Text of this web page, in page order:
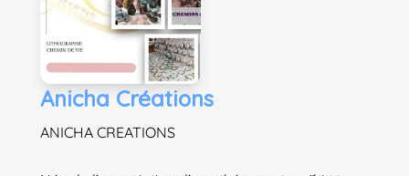
Anicha Créations
ANICHA CREATIONS